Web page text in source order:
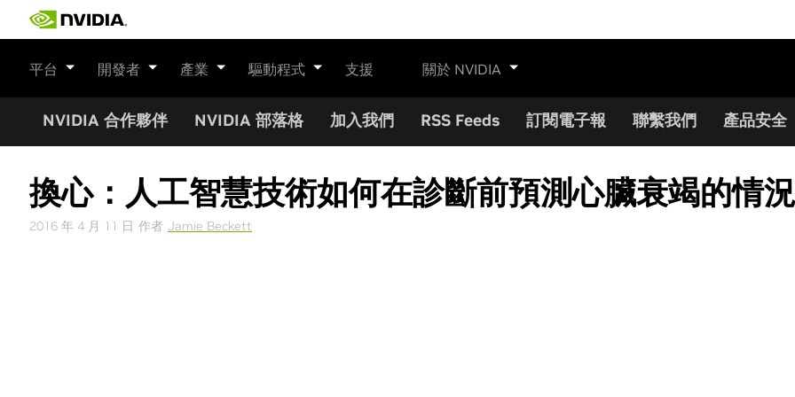
平台 開發者 產業 驅動程式 支援 關於 NVIDIA
NVIDIA 合作夥伴 NVIDIA 部落格 加入我們 RSS Feeds 訂閱電子報 聯繫我們 產品安全
換心：人工智慧技術如何在診斷前預測心臟衰竭的情況
2016 年 4 月 11 日 作者 Jamie Beckett